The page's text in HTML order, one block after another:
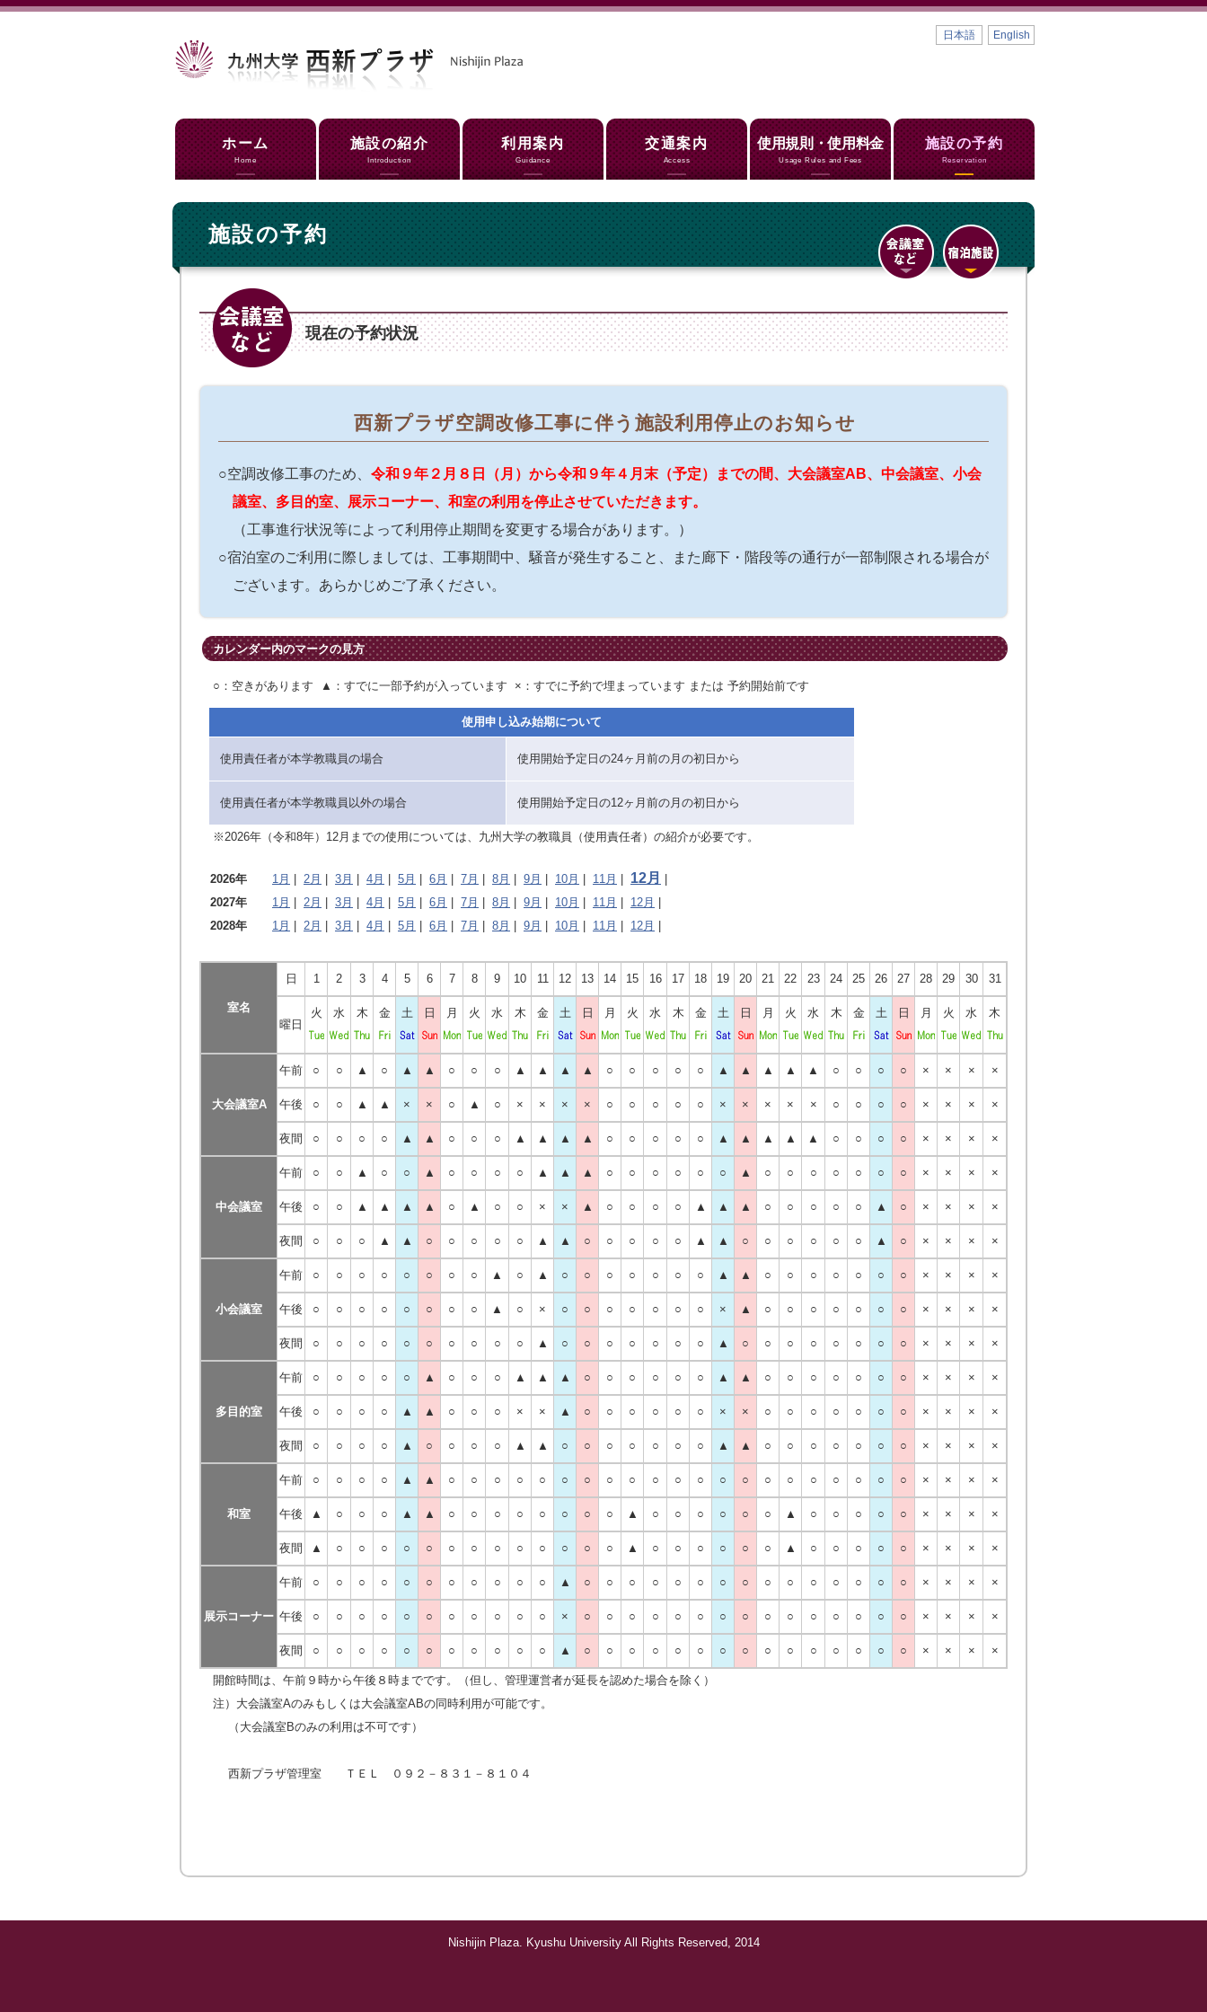
English
日本語
ホーム
Home
施設の紹介
Introduction
利用案内
Guidance
交通案内
Access
使用規則・使用料金
Usage Rules and Fees
施設の予約
Reservation
施設の予約
現在の予約状況
西新プラザ空調改修工事に伴う施設利用停止のお知らせ
○空調改修工事のため、 令和９年２月８日（月）から令和９年４月末（予定）までの間、大会議室AB、中会議室、小会
議室、多目的室、展示コーナー、和室の利用を停止させていただきます。
（工事進行状況等によって利用停止期間を変更する場合があります。）
○宿泊室のご利用に際しましては、工事期間中、騒音が発生すること、また廊下・階段等の通行が一部制限される場合が
ございます。あらかじめご了承ください。
カレンダー内のマークの見方
○：空きがあります ▲：すでに一部予約が入っています ×：すでに予約で埋まっています または 予約開始前です
使用申し込み始期について
使用責任者が本学教職員の場合 使用開始予定日の24ヶ月前の月の初日から
使用責任者が本学教職員以外の場合 使用開始予定日の12ヶ月前の月の初日から
※2026年（令和8年）12月までの使用については、九州大学の教職員（使用責任者）の紹介が必要です。
2026年 1月 2月 3月 4月 5月 6月 7月 8月 9月 10月 11月 12月
2027年
1月 2月 3月 4月 5月 6月 7月 8月 9月 10月 11月 12月
2028年
1月 2月 3月 4月 5月 6月 7月 8月 9月 10月 11月 12月
室名
日 1 2 3 4 5 6 7 8 9 10 11 12 13 14 15 16 17 18 19 20 21 22 23 24 25 26 27 28 29 30 31
曜日
火 水 木 金 土 日 月 火 水 木 金 土 日 月 火 水 木 金 土 日 月 火 水 木 金 土 日 月 火 水 木
大会議室A
午前 ○ ○ ▲ ○ ▲ ▲ ○ ○ ○ ▲ ▲ ▲ ▲ ○ ○ ○ ○ ○ ▲ ▲ ▲ ▲ ▲ ○ ○ ○ ○ × × × ×
午後 ○ ○ ▲ ▲ × × ○ ▲ ○ × × × × ○ ○ ○ ○ ○ × × × × × ○ ○ ○ ○ × × × ×
夜間 ○ ○ ○ ○ ▲ ▲ ○ ○ ○ ▲ ▲ ▲ ▲ ○ ○ ○ ○ ○ ▲ ▲ ▲ ▲ ▲ ○ ○ ○ ○ × × × ×
中会議室
午前 ○ ○ ▲ ○ ○ ▲ ○ ○ ○ ○ ▲ ▲ ▲ ○ ○ ○ ○ ○ ○ ▲ ○ ○ ○ ○ ○ ○ ○ × × × ×
午後 ○ ○ ▲ ▲ ▲ ▲ ○ ▲ ○ ○ × × ▲ ○ ○ ○ ○ ▲ ▲ ▲ ○ ○ ○ ○ ○ ▲ ○ × × × ×
夜間 ○ ○ ○ ▲ ▲ ○ ○ ○ ○ ○ ▲ ▲ ○ ○ ○ ○ ○ ▲ ▲ ○ ○ ○ ○ ○ ○ ▲ ○ × × × ×
小会議室
午前 ○ ○ ○ ○ ○ ○ ○ ○ ▲ ○ ▲ ○ ○ ○ ○ ○ ○ ○ ▲ ▲ ○ ○ ○ ○ ○ ○ ○ × × × ×
午後 ○ ○ ○ ○ ○ ○ ○ ○ ▲ ○ × ○ ○ ○ ○ ○ ○ ○ × ▲ ○ ○ ○ ○ ○ ○ ○ × × × ×
夜間 ○ ○ ○ ○ ○ ○ ○ ○ ○ ○ ▲ ○ ○ ○ ○ ○ ○ ○ ▲ ○ ○ ○ ○ ○ ○ ○ ○ × × × ×
多目的室
午前 ○ ○ ○ ○ ○ ▲ ○ ○ ○ ▲ ▲ ▲ ○ ○ ○ ○ ○ ○ ▲ ▲ ○ ○ ○ ○ ○ ○ ○ × × × ×
午後 ○ ○ ○ ○ ▲ ▲ ○ ○ ○ × × ▲ ○ ○ ○ ○ ○ ○ × × ○ ○ ○ ○ ○ ○ ○ × × × ×
夜間 ○ ○ ○ ○ ▲ ○ ○ ○ ○ ▲ ▲ ○ ○ ○ ○ ○ ○ ○ ▲ ▲ ○ ○ ○ ○ ○ ○ ○ × × × ×
和室
午前 ○ ○ ○ ○ ▲ ▲ ○ ○ ○ ○ ○ ○ ○ ○ ○ ○ ○ ○ ○ ○ ○ ○ ○ ○ ○ ○ ○ × × × ×
午後 ▲ ○ ○ ○ ▲ ▲ ○ ○ ○ ○ ○ ○ ○ ○ ▲ ○ ○ ○ ○ ○ ○ ▲ ○ ○ ○ ○ ○ × × × ×
夜間 ▲ ○ ○ ○ ○ ○ ○ ○ ○ ○ ○ ○ ○ ○ ▲ ○ ○ ○ ○ ○ ○ ▲ ○ ○ ○ ○ ○ × × × ×
展示コーナー
午前 ○ ○ ○ ○ ○ ○ ○ ○ ○ ○ ○ ▲ ○ ○ ○ ○ ○ ○ ○ ○ ○ ○ ○ ○ ○ ○ ○ × × × ×
午後 ○ ○ ○ ○ ○ ○ ○ ○ ○ ○ ○ × ○ ○ ○ ○ ○ ○ ○ ○ ○ ○ ○ ○ ○ ○ ○ × × × ×
夜間 ○ ○ ○ ○ ○ ○ ○ ○ ○ ○ ○ ▲ ○ ○ ○ ○ ○ ○ ○ ○ ○ ○ ○ ○ ○ ○ ○ × × × ×
開館時間は、午前９時から午後８時までです。（但し、管理運営者が延長を認めた場合を除く）
注）大会議室Aのみもしくは大会議室ABの同時利用が可能です。
（大会議室Bのみの利用は不可です）
西新プラザ管理室 ＴＥＬ ０９２－８３１－８１０４
Nishijin Plaza. Kyushu University All Rights Reserved, 2014